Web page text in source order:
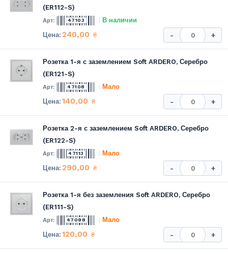
(ER112-S)
47103 В наличии
240,00 ₴ - +
Розетка 1-я с заземлением Soft ARDERO, Серебро
(ER121-S)
47108 Мало
140,00 ₴ - +
Розетка 2-я с заземлением Soft ARDERO, Серебро
(ER122-S)
47113 Мало
290,00 ₴ - +
Розетка 1-я без заземления Soft ARDERO, Серебро
(ER111-S)
47098 Мало
120,00 ₴ - +